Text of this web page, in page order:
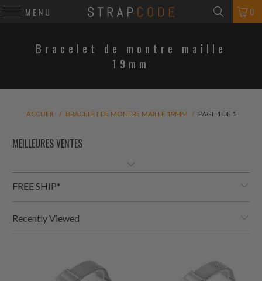
MENU 0
Bracelet de montre maille
19mm
ACCUEIL / BRACELET DE MONTRE MAILLE 19MM / PAGE 1 DE 1
FREE SHIP*
Recently Viewed